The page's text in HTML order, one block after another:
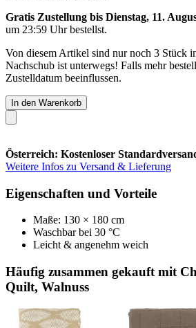
Gratis Zustellung bis Dienstag, 11.
um 23:59 Uhrbestellst.
Von diesem Artikel sind nur noch 3 Stück
Nachschub ist unterwegs! Falls mehr
Zustelldatum beeinflussen.
In den Warenkorb
Österreich: Kostenloser
Weitere Infos zu Versand & Lieferung
Eigenschaften und Vorteile
Maße: 130 × 180 cm
Waschbar bei 30 °C
Leicht & angenehm weich
Häufig zusammen gekauft mit
Quilt, Walnuss